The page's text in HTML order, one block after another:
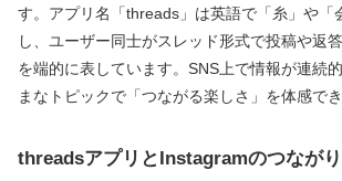
す。アプリ名「threads」は英語で「糸」や「
し、ユーザー同士がスレッド形式で投稿や返
を端的に表しています。SNS上で情報が連続
まなトピックで「つながる楽しさ」を体感でき
threadsアプリとInstagramのつなが